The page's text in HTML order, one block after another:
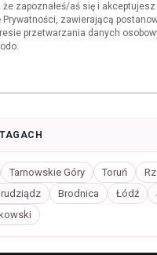
zapoznałeś/aś się i
Prywatności, zawierającą
przetwarzania danych
Tarnowskie Góry Toruń
Brodnica Łódź